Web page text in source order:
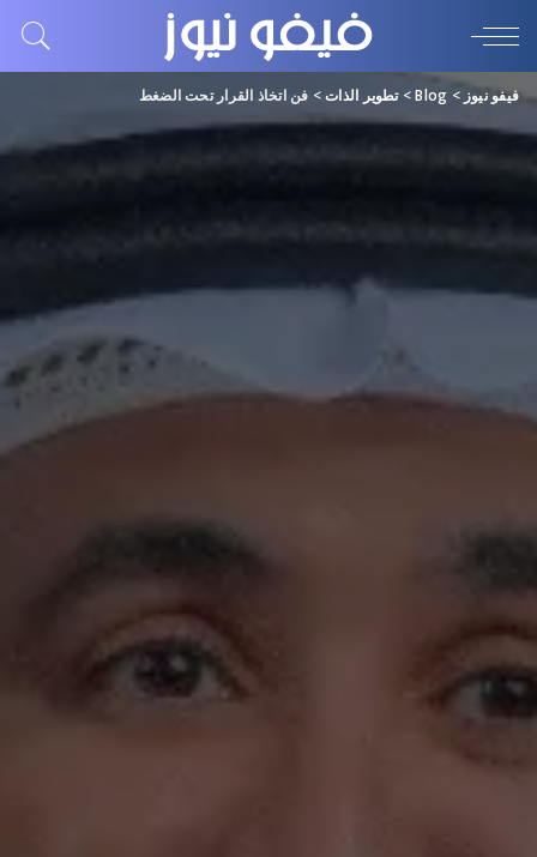
فيفو نيوز >
Blog
>تطوير الذات> فن اتخاذ القرار تحت الضغط